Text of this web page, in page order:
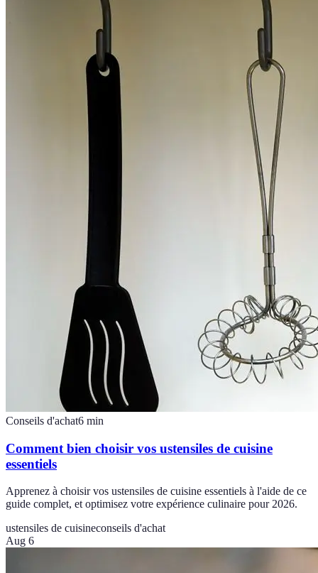
Conseils d'achat6 min
Comment bien choisir vos ustensiles de cuisine
essentiels
Apprenez à choisir vos ustensiles de cuisine essentiels à l'aide de ce
guide complet, et optimisez votre expérience culinaire pour 2026.
ustensiles de cuisineconseils d'achat
Aug 6